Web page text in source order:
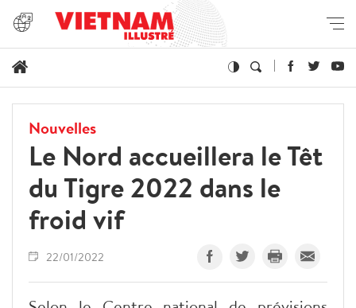
Nouvelles
Le Nord accueillera le Têt
du Tigre 2022 dans le
froid vif
22/01/2022